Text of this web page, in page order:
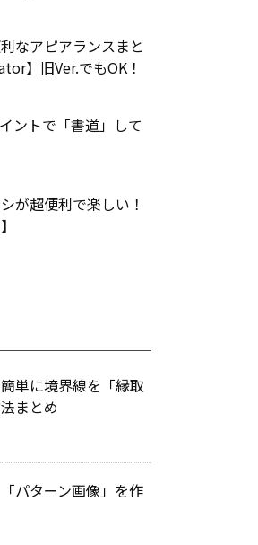
なアピアランスまと
】旧Ver.でもOK！
ントで「書道」して
が超便利で楽しい！
単に境界線を「縁取
まとめ
パターン画像」を作